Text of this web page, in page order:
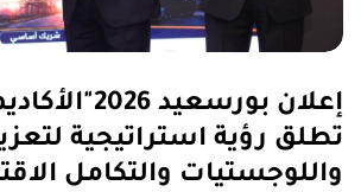
إعلان بورسعيد
تطلق رؤية استراتيجية
واللوجستيات والتكامل